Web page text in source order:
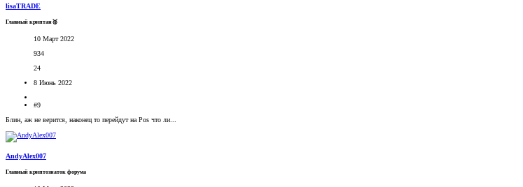
lisaTRADE
Главный криптан🥈
10 Март 2022
934
24
8 Июнь 2022
#9
Блин, аж не верится, наконец то перейдут на Pos что ли...
AndyAlex007
Главный криптознаток форума